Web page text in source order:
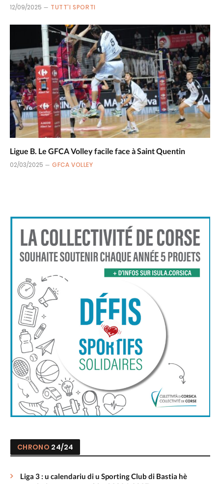
12/09/2025 TUTT'I SPORTI
Ligue B. Le GFCA Volley facile face à Saint Quentin
02/03/2025 GFCA VOLLEY
CHRONO 24/24
Liga 3 : u calendariu di u Sporting Club di Bastia hè